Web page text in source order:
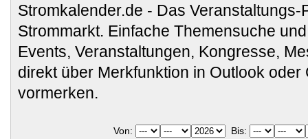
Stromkalender.de - Das Veranstaltungs-
Strommarkt. Einfache Themensuche
Events, Veranstaltungen, Kongresse,
direkt über Merkfunktion in Outlook oder
vormerken.
Von: Bis: